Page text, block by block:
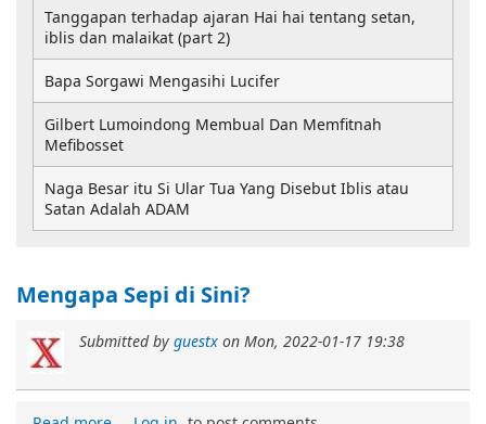
Mengapa Sepi di Sini?
Submitted by guestx on Mon, 2022-01-17 19:38
Tanggapan terhadap ajaran Hai hai tentang setan,
iblis dan malaikat (part 2)
Bapa Sorgawi Mengasihi Lucifer
Gilbert Lumoindong Membual Dan Memfitnah
Mefibosset
Naga Besar itu Si Ular Tua Yang Disebut Iblis atau
Satan Adalah ADAM